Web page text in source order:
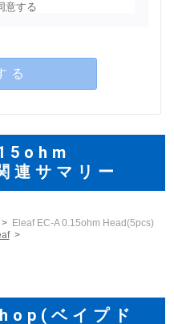
意する
る
サマリー
Eleaf EC-A 0.15ohm Head(5pcs)
ベイプド